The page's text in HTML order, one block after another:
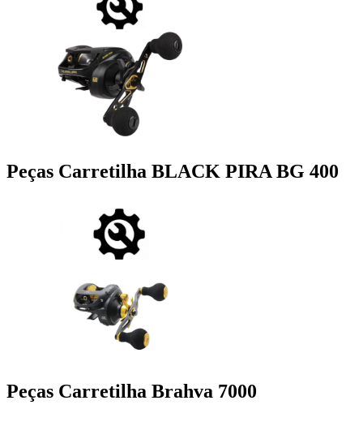
Peças Carretilha BLACK PIRA BG 400
Peças Carretilha Brahva 7000